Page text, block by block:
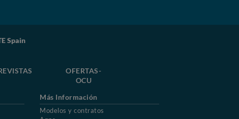
Spain
OFERTAS-
OCU
Más Información
Modelos y contratos